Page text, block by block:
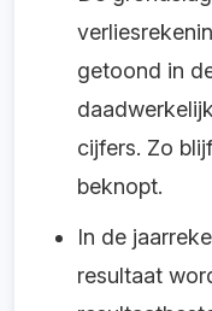
getoond in
cijfers. Zo
beknopt.
In de
resultaat